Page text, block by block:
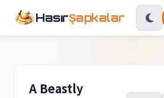
HasırŞapkalar
A Beastly